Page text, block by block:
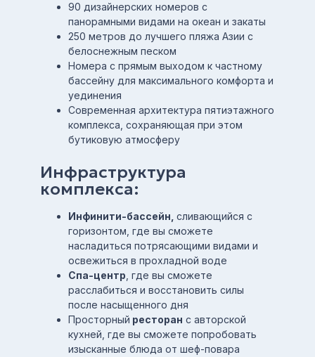
90 дизайнерских номеров с
панорамными видами на океан и закаты
250 метров до лучшего пляжа Азии с
белоснежным песком
Номера с прямым выходом к частному
бассейну для максимального комфорта и
уединения
Современная архитектура пятиэтажного
комплекса, сохраняющая при этом
бутиковую атмосферу
Инфраструктура
комплекса:
Инфинити-бассейн, сливающийся с
горизонтом, где вы сможете
насладиться потрясающими видами и
освежиться в прохладной воде
Спа-центр , где вы сможете
расслабиться и восстановить силы
после насыщенного дня
Просторный ресторан с авторской
кухней, где вы сможете попробовать
изысканные блюда от шеф-повара